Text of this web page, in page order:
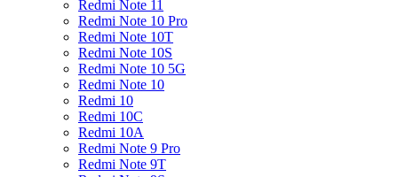
Redmi Note 11
Redmi Note 10 Pro
Redmi Note 10T
Redmi Note 10S
Redmi Note 10 5G
Redmi Note 10
Redmi 10
Redmi 10C
Redmi 10A
Redmi Note 9 Pro
Redmi Note 9T